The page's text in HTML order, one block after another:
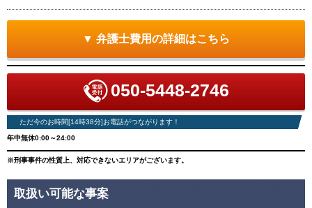
▼ 弁護士費用の詳細はこちら
050-5448-2746
ただ今のお時間[14時38分]お電話がつながります！
年中無休0:00～24:00
※刑事事件の性質上、対応できないエリアがございます。
取扱い可能な事案